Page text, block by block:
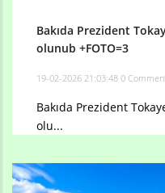
Bakıda Prezident
olunub +FOTO=3
19-02-2026 21:03:48 0
Bakıda Prezident
olu...